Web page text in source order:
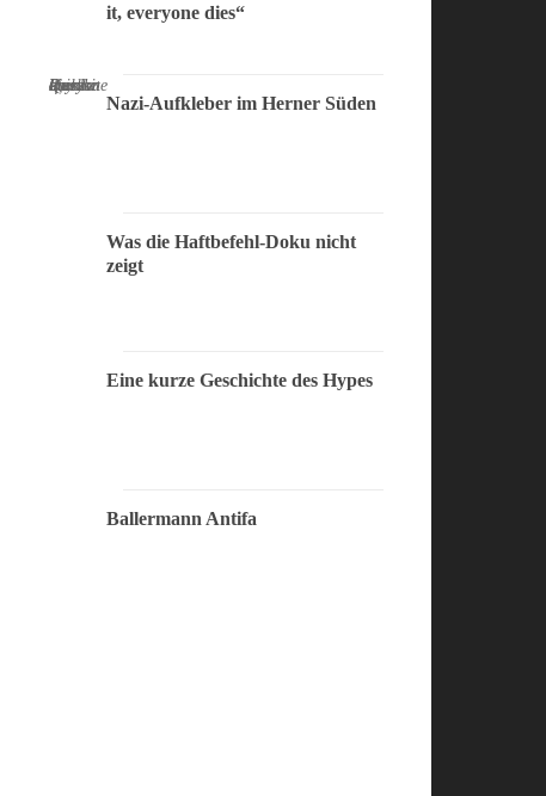
If anyone builds it, everyone dies - Quelle: Presskit
it, everyone dies“
Nazi-Aufkleber im Herner Süden
Was die Haftbefehl-Doku nicht
zeigt
Eine kurze Geschichte des Hypes
Ballermann Antifa